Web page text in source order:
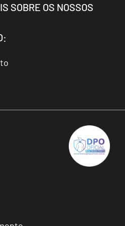
SOBRE OS NOSSOS